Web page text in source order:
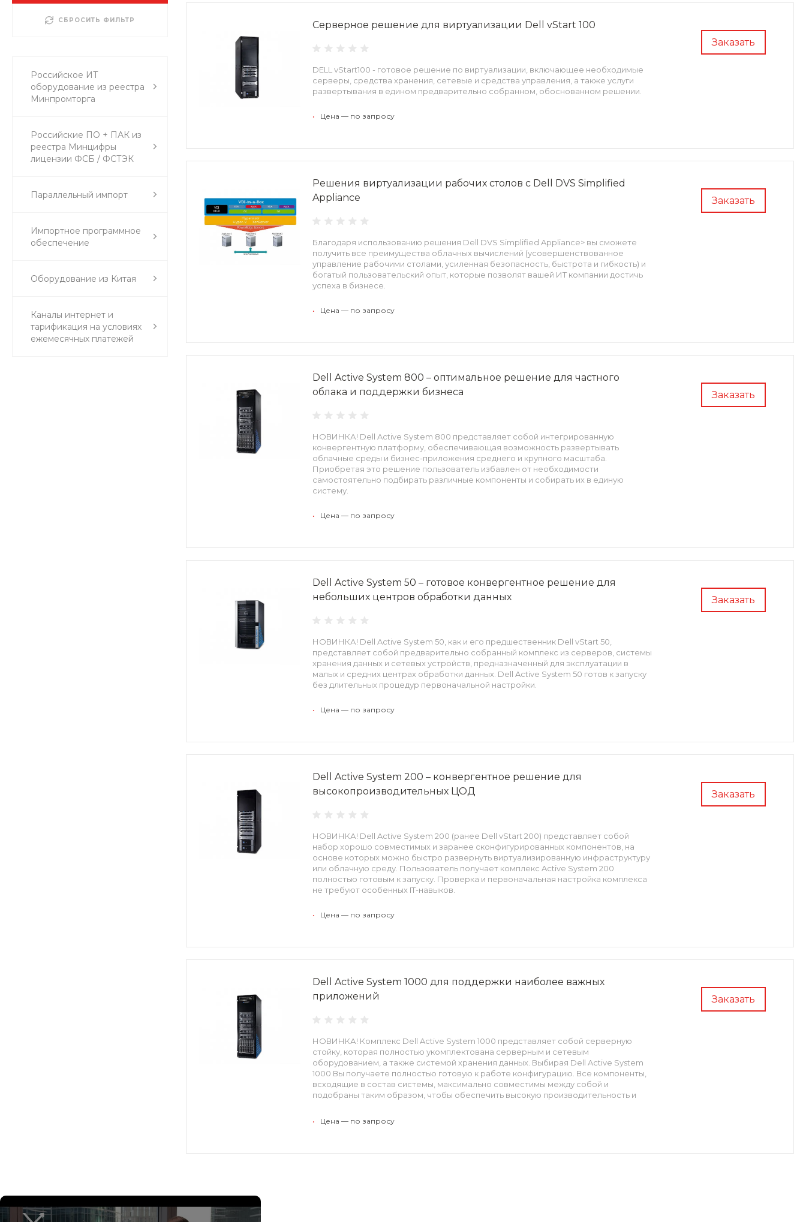
СБРОСИТЬ ФИЛЬТР
Российское ИТ
оборудование из реестра
Минпромторга
Российские ПО + ПАК из
реестра Минцифры
лицензии ФСБ / ФСТЭК
Параллельный импорт
Импортное программное
обеспечение
Оборудование из Китая
Каналы интернет и
тарификация на условиях
ежемесячных платежей
Заказать
Серверное решение для виртуализации Dell vStart 100
DELL vStart100 - готовое решение по виртуализации, включающее необходимые
серверы, средства хранения, сетевые и средства управления, а также услуги
развертывания в едином предварительно собранном, обоснованном решении.
• Цена — по запросу
Заказать
Решения виртуализации рабочих столов с Dell DVS Simplified
Appliance
Благодаря использованию решения Dell DVS Simplified Appliance> вы сможете
получить все преимущества облачных вычислений (усовершенствованное
управление рабочими столами, усиленная безопасность, быстрота и гибкость) и
богатый пользовательский опыт, которые позволят вашей ИТ компании достичь
успеха в бизнесе.
• Цена — по запросу
Заказать
Dell Active System 800 – оптимальное решение для частного
облака и поддержки бизнеса
НОВИНКА! Dell Active System 800 представляет собой интегрированную
конвергентную платформу, обеспечивающая возможность развертывать
облачные среды и бизнес-приложения среднего и крупного масштаба.
Приобретая это решение пользователь избавлен от необходимости
самостоятельно подбирать различные компоненты и собирать их в единую
систему.
• Цена — по запросу
Заказать
Dell Active System 50 – готовое конвергентное решение для
небольших центров обработки данных
НОВИНКА! Dell Active System 50, как и его предшественник Dell vStart 50,
представляет собой предварительно собранный комплекс из серверов, системы
хранения данных и сетевых устройств, предназначенный для эксплуатации в
малых и средних центрах обработки данных. Dell Active System 50 готов к запуску
без длительных процедур первоначальной настройки.
• Цена — по запросу
Заказать
Dell Active System 200 – конвергентное решение для
высокопроизводительных ЦОД
НОВИНКА! Dell Active System 200 (ранее Dell vStart 200) представляет собой
набор хорошо совместимых и заранее сконфигурированных компонентов, на
основе которых можно быстро развернуть виртуализированную инфраструктуру
или облачную среду. Пользователь получает комплекс Active System 200
полностью готовым к запуску. Проверка и первоначальная настройка комплекса
не требуют особенных IT-навыков.
• Цена — по запросу
Заказать
Dell Active System 1000 для поддержки наиболее важных
приложений
НОВИНКА! Комплекс Dell Active System 1000 представляет собой серверную
стойку, которая полностью укомплектована серверным и сетевым
оборудованием, а также системой хранения данных. Выбирая Dell Active System
1000 Вы получаете полностью готовую к работе конфигурацию. Все компоненты,
всходящие в состав системы, максимально совместимы между собой и
подобраны таким образом, чтобы обеспечить высокую производительность и
• Цена — по запросу